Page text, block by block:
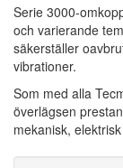
Serie 3000-
och varierande
säkerställer
vibrationer.
Som med alla
överlägsen
mekanisk,